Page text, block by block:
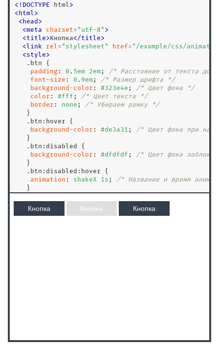
< ! DOCTYPE html >
< html >
< head >
<meta charset= " utf-8 " >
<title>Кнопка</title>
<link rel = " stylesheet " href= " /example/css/
<style>
.btn {
padding : 0 . 5em 2em;
/* Расстояние от текста до
font-size : 0 . 9em;
/* Размер шрифта */
background-color : #323e4e ;
/* Цвет фона */
color : #fff ;
/* Цвет текста */
border : none ;
/* Убираем рамку */
   }
.btn :hover {
background-color : #de3a31 ;
/* Цвет фона при
   }
.btn :disabled
{
background-color : #dfdfdf ;
/* Цвет фона
   }
.btn :disabled :hover {
animation : shakeX 1 s ;
/* Название и время
   }
body>